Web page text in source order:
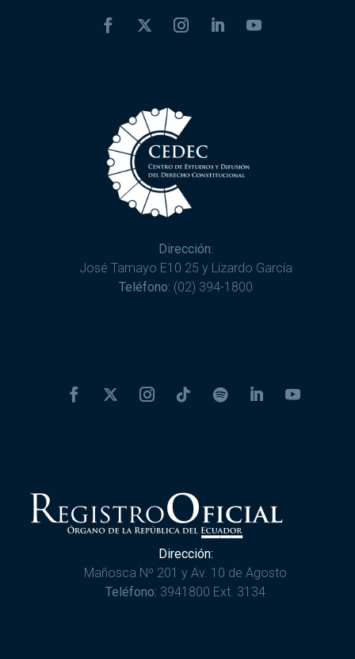
Dirección:
José Tamayo E10 25 y Lizardo García
Teléfono: (02) 394-1800
Dirección:
Mañosca Nº 201 y Av. 10 de Agosto
Teléfono: 3941800 Ext. 3134